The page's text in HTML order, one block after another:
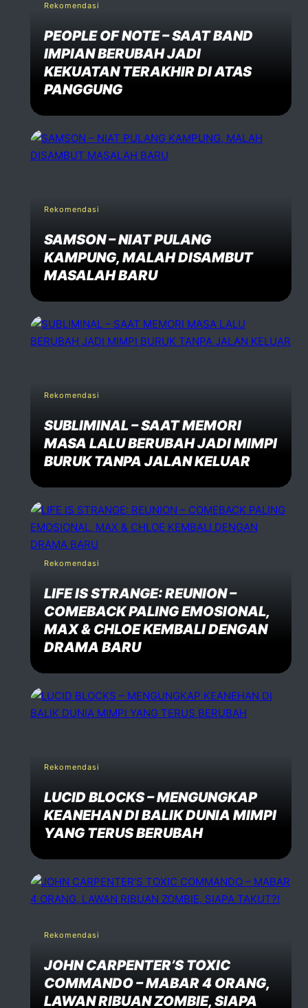
Rekomendasi
PEOPLE OF NOTE – SAAT BAND
IMPIAN BERUBAH JADI
KEKUATAN TERAKHIR DI ATAS
PANGGUNG
Rekomendasi
SAMSON – NIAT PULANG
KAMPUNG, MALAH DISAMBUT
MASALAH BARU
Rekomendasi
SUBLIMINAL – SAAT MEMORI
MASA LALU BERUBAH JADI MIMPI
BURUK TANPA JALAN KELUAR
Rekomendasi
LIFE IS STRANGE: REUNION –
COMEBACK PALING EMOSIONAL,
MAX & CHLOE KEMBALI DENGAN
DRAMA BARU
Rekomendasi
LUCID BLOCKS – MENGUNGKAP
KEANEHAN DI BALIK DUNIA MIMPI
YANG TERUS BERUBAH
Rekomendasi
JOHN CARPENTER’S TOXIC
COMMANDO – MABAR 4 ORANG,
LAWAN RIBUAN ZOMBIE, SIAPA